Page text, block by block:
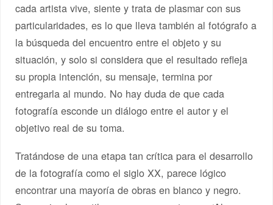
cada artista vive, siente y trata de plasmar con sus
particularidades, es lo que lleva también al fotógrafo a
la búsqueda del encuentro entre el objeto y su
situación, y solo si considera que el resultado refleja
su propia intención, su mensaje, termina por
entregarla al mundo. No hay duda de que cada
fotografía esconde un diálogo entre el autor y el
objetivo real de su toma.
Tratándose de una etapa tan crítica para el desarrollo
de la fotografía como el siglo XX, parece lógico
encontrar una mayoría de obras en blanco y negro.